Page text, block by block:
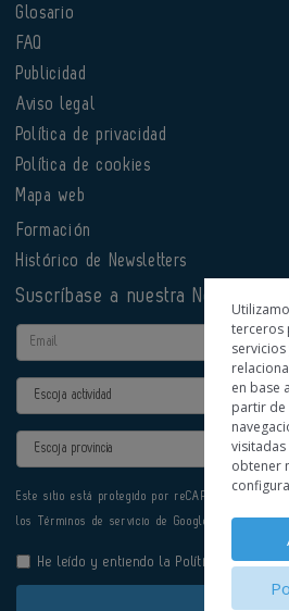
Glosario
FAQ
Publicidad
Aviso legal
Política de privacidad
Política de cookies
Mapa web
Formación
Histórico de Newsletters
Suscríbase a nuestra Newsletter
Email
Actividad
Provincia
Este sitio está protegido por reCAPTCHA y se
los Términos de servicio de Google.
He leído y entiendo la Política de
Enviar
terceros
en base
partir de
visitadas
obtener